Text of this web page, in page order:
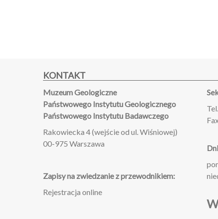
KONTAKT
Muzeum Geologiczne
Państwowego Instytutu Geologicznego
Państwowego Instytutu Badawczego
Rakowiecka 4 (wejście od ul. Wiśniowej)
00-975 Warszawa
Zapisy na zwiedzanie z przewodnikiem:
Rejestracja online